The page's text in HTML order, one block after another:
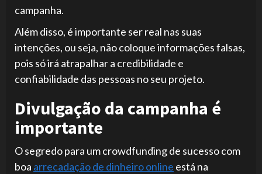
campanha.
Além disso, é importante ser real nas suas
intenções, ou seja, não coloque informações falsas,
pois só irá atrapalhar a credibilidade e
confiabilidade das pessoas no seu projeto.
Divulgação da campanha é
importante
O segredo para um crowdfunding de sucesso com
boa arrecadação de dinheiro online está na